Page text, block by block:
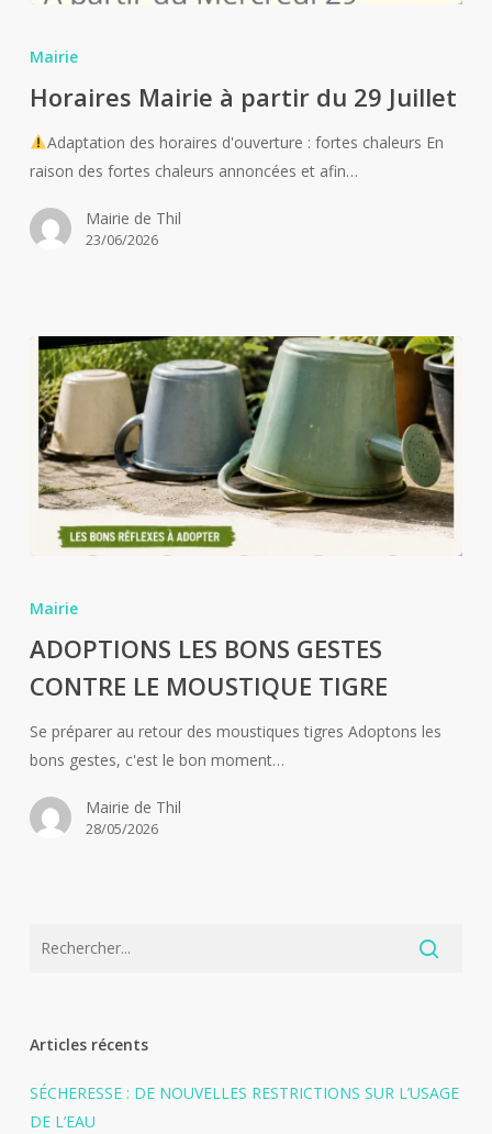
Mairie
partir
du
Mairie
Horaires Mairie à partir du 29 Juillet
Adaptation des horaires d'ouverture : fortes chaleurs En
raison des fortes chaleurs annoncées et afin…
Mairie de Thil
23/06/2026
GESTES
CONTRE
MOUSTIQUE
TIGRE
Mairie
ADOPTIONS LES BONS GESTES
CONTRE LE MOUSTIQUE TIGRE
Se préparer au retour des moustiques tigres Adoptons les
bons gestes, c'est le bon moment…
Mairie de Thil
28/05/2026
Articles récents
SÉCHERESSE : DE NOUVELLES RESTRICTIONS SUR L’USAGE
DE L’EAU